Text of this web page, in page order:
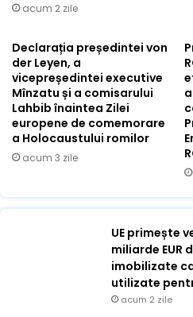
acum 2 zile
Declarația președintei von
der Leyen, a
vicepreședintei executive
Mînzatu și a comisarului
Lahbib înaintea Zilei
europene de comemorare
a Holocaustului romilor
acum 3 zile
UE primește
miliarde EUR
imobilizate
utilizate
acum 2 zile